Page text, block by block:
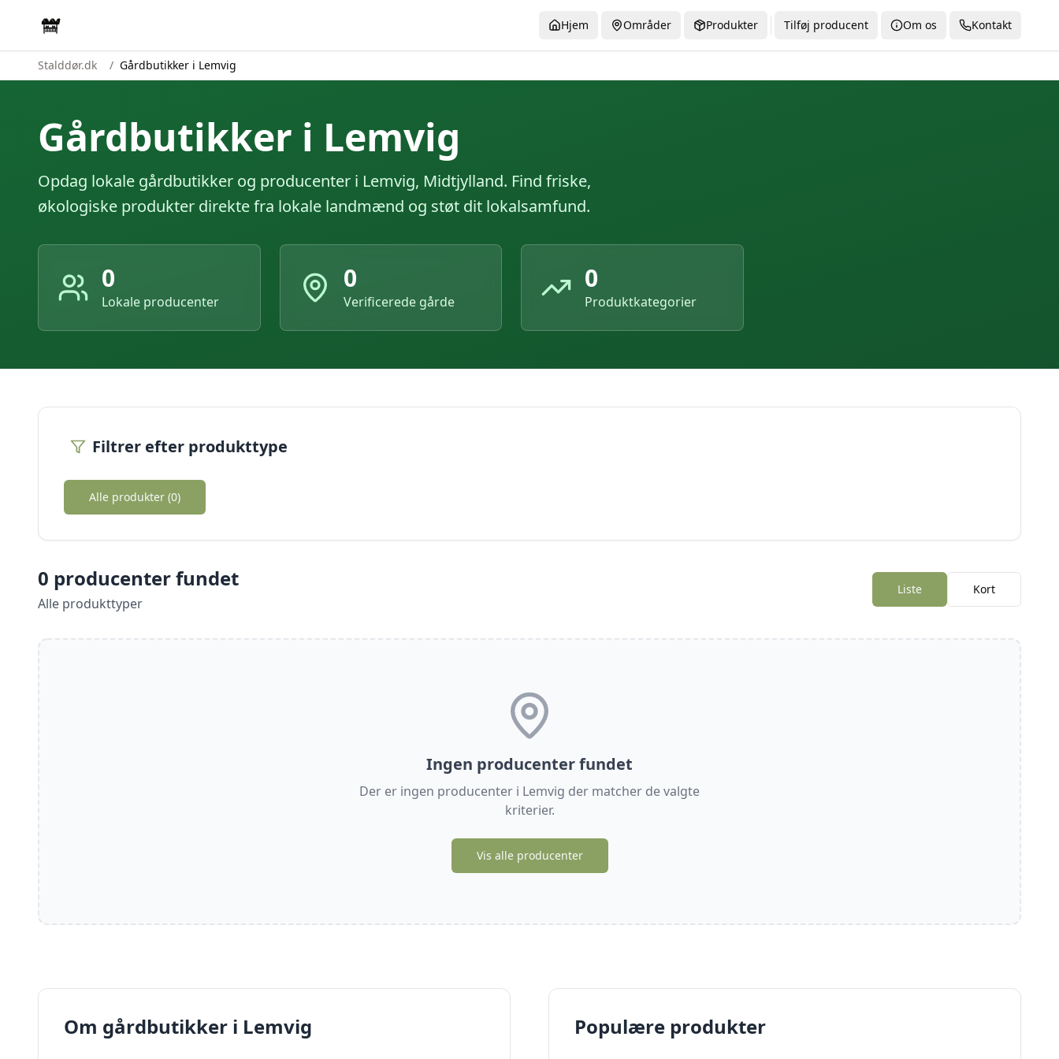
Hjem Områder Produkter Tilføj producent Om os Kontakt
Stalddør.dk / Gårdbutikker i Lemvig
Gårdbutikker i Lemvig
Opdag lokale gårdbutikker og producenter i Lemvig, Midtjylland. Find friske,
økologiske produkter direkte fra lokale landmænd og støt dit lokalsamfund.
0
Lokale producenter
0
Verificerede gårde
0
Produktkategorier
Filtrer efter produkttype
Alle produkter (0)
0 producenter fundet
Alle produkttyper
Liste Kort
Ingen producenter fundet
Der er ingen producenter i Lemvig der matcher de valgte
kriterier.
Vis alle producenter
Om gårdbutikker i Lemvig Populære produkter